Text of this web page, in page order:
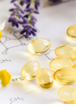
アンチエイジン
アトピー性皮
レーザー脱毛